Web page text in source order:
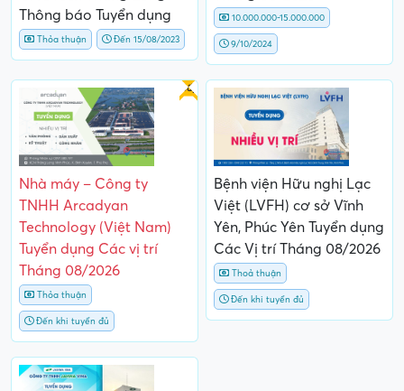
Thông báo Tuyển dụng
Thỏa thuận Đến 15/08/2023
10.000.000-15.000.000
9/10/2024
Gấp
Nhà máy – Công ty
TNHH Arcadyan
Technology (Việt Nam)
Tuyển dụng Các vị trí
Tháng 08/2026
Thỏa thuận
Đến khi tuyển đủ
Bệnh viện Hữu nghị Lạc
Việt (LVFH) cơ sở Vĩnh
Yên, Phúc Yên Tuyển dụng
Các Vị trí Tháng 08/2026
Thoả thuận
Đến khi tuyển đủ